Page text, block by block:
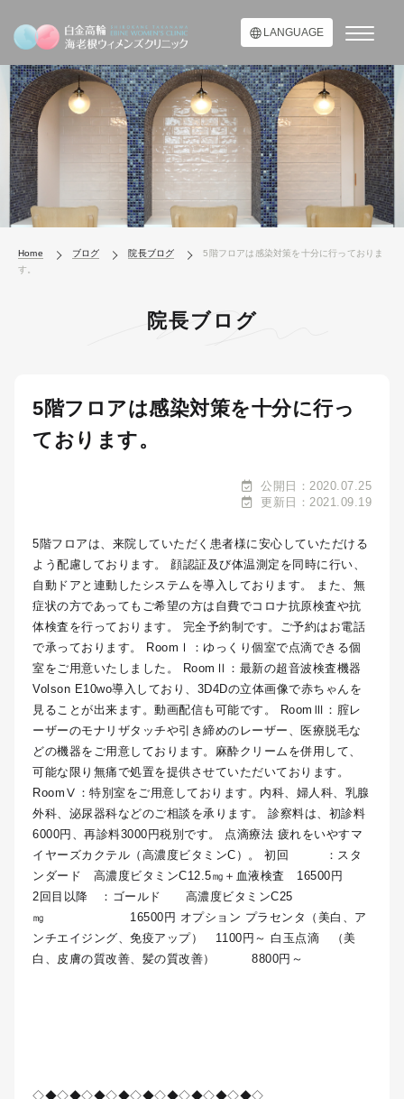
LANGUAGE
Home ブログ 院長ブログ
5階フロアは感染対策を十分に行っておりま
す。
院長ブログ
5階フロアは感染対策を十分に行っ
ております。
公開日：2020.07.25
更新日：2021.09.19
5階フロアは、来院していただく患者様に安心していただける
よう配慮しております。 顔認証及び体温測定を同時に行い、
自動ドアと連動したシステムを導入しております。 また、無
症状の方であってもご希望の方は自費でコロナ抗原検査や抗
体検査を行っております。 完全予約制です。ご予約はお電話
で承っております。 RoomⅠ：ゆっくり個室で点滴できる個
室をご用意いたしました。 RoomⅡ：最新の超音波検査機器
Volson E10wo導入しており、3D4Dの立体画像で赤ちゃんを
見ることが出来ます。動画配信も可能です。 RoomⅢ：腟レ
ーザーのモナリザタッチや引き締めのレーザー、医療脱毛な
どの機器をご用意しております。麻酔クリームを併用して、
可能な限り無痛で処置を提供させていただいております。
RoomⅤ：特別室をご用意しております。内科、婦人科、乳腺
外科、泌尿器科などのご相談を承ります。 診察料は、初診料
6000円、再診料3000円税別です。 点滴療法 疲れをいやすマ
イヤーズカクテル（高濃度ビタミンC）。 初回 ：スタ
ンダード 高濃度ビタミンC12.5㎎＋血液検査 16500円
2回目以降 ：ゴールド 高濃度ビタミンC25
㎎ 16500円 オプション プラセンタ（美白、ア
ンチエイジング、免疫アップ） 1100円～ 白玉点滴 （美
白、皮膚の質改善、髪の質改善） 8800円～
◇◆◇◆◇◆◇◆◇◆◇◆◇◆◇◆◇◆◇